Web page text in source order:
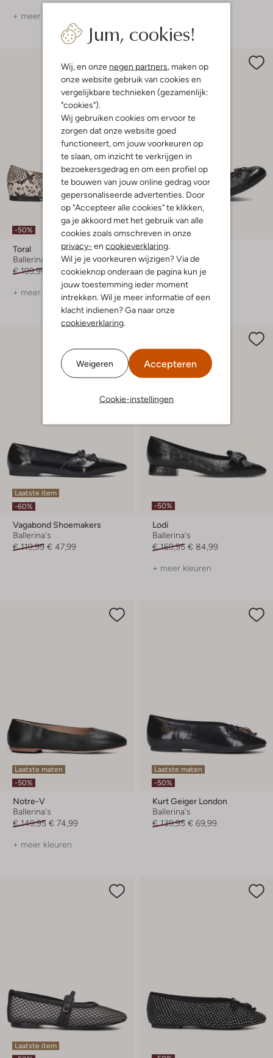
Jum, cookies!
Wij, en onze negen partners, maken op
onze website gebruik van cookies en
vergelijkbare technieken (gezamenlijk:
"cookies").
Wij gebruiken cookies om ervoor te
zorgen dat onze website goed
functioneert, om jouw voorkeuren op
te slaan, om inzicht te verkrijgen in
bezoekersgedrag en om een profiel op
te bouwen van jouw online gedrag voor
gepersonaliseerde advertenties. Door
op "Accepteer alle cookies" te klikken,
ga je akkoord met het gebruik van alle
cookies zoals omschreven in onze
privacy- en cookieverklaring.
Wil je je voorkeuren wijzigen? Via de
cookieknop onderaan de pagina kun je
jouw toestemming ieder moment
intrekken. Wil je meer informatie of een
klacht indienen? Ga naar onze
cookieverklaring.
Weigeren Accepteren
Cookie-instellingen
+ meer kleuren
-50%
Toral
Ballerina's
€ 199,99
€ 99,99
+ meer kleuren
Laatste item
-20%
Unisa
Ballerina's
€ 109,99 € 87,99
Laatste item
-60%
Vagabond Shoemakers
Ballerina's
€ 119,99 € 47,99
-50%
Lodi
Ballerina's
€ 169,95 € 84,99
+ meer kleuren
Laatste maten
-50%
Notre-V
Ballerina's
€ 149,95 € 74,99
+ meer kleuren
Laatste maten
-50%
Kurt Geiger London
Ballerina's
€ 139,95 € 69,99
Laatste item